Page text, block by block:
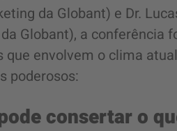
da Globant) e Dr.
Globant), a conferência
que envolvem o clima
poderosos:
consertar o